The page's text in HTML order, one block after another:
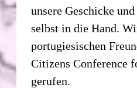
unsere Geschicke
selbst in die Hand.
portugiesischen
Citizens Conference
gerufen.